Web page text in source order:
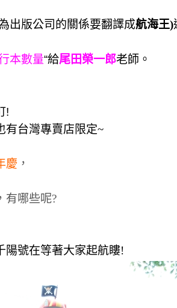
出版公司的關係要翻譯成航海王)
本數量“給尾田榮一郎老師。
!
有台灣專賣店限定~
慶 ，
有哪些呢?
陽號在等著大家起航瞜!